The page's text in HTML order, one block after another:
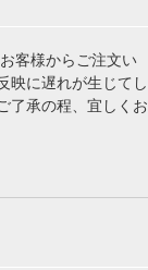
客様からご注文い
映に遅れが生じてし
了承の程、宜しくお